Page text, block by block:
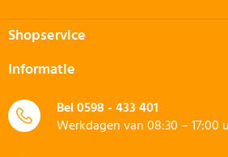
Shopservice
Informatie
Bel0598 - 433 401
Werkdagen van 08:30 – 17:00